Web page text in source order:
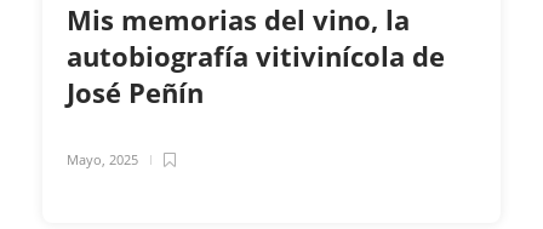
Mis memorias del vino, la
autobiografía vitivinícola de
José Peñín
Mayo, 2025